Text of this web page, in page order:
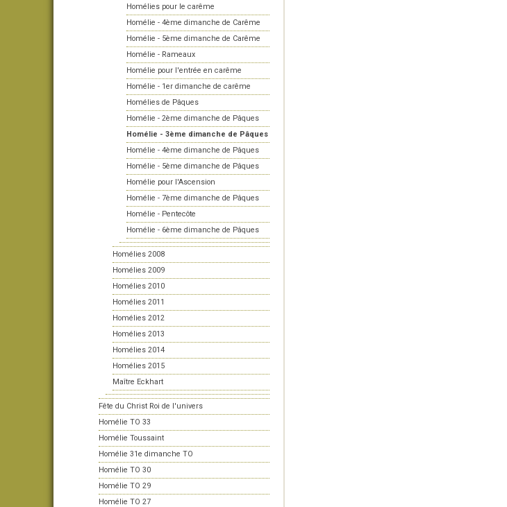
Homélies pour le carême
Homélie - 4ème dimanche de Carême
Homélie - 5ème dimanche de Carême
Homélie - Rameaux
Homélie pour l'entrée en carême
Homélie - 1er dimanche de carême
Homélies de Pâques
Homélie - 2ème dimanche de Pâques
Homélie - 3ème dimanche de Pâques
Homélie - 4ème dimanche de Pâques
Homélie - 5ème dimanche de Pâques
Homélie pour l'Ascension
Homélie - 7ème dimanche de Pâques
Homélie - Pentecôte
Homélie - 6ème dimanche de Pâques
Homélies 2008
Homélies 2009
Homélies 2010
Homélies 2011
Homélies 2012
Homélies 2013
Homélies 2014
Homélies 2015
Maître Eckhart
Fête du Christ Roi de l'univers
Homélie TO 33
Homélie Toussaint
Homélie 31e dimanche TO
Homélie TO 30
Homélie TO 29
Homélie TO 27